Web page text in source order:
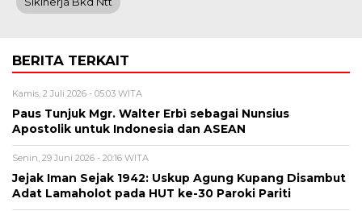
BERITA TERKAIT
Kamis, 2 Juli 2026 - 05:03 WITA
Paus Tunjuk Mgr. Walter Erbì sebagai Nunsius
Apostolik untuk Indonesia dan ASEAN
Senin, 29 Juni 2026 - 20:16 WITA
Jejak Iman Sejak 1942: Uskup Agung Kupang Disambut
Adat Lamaholot pada HUT ke-30 Paroki Pariti